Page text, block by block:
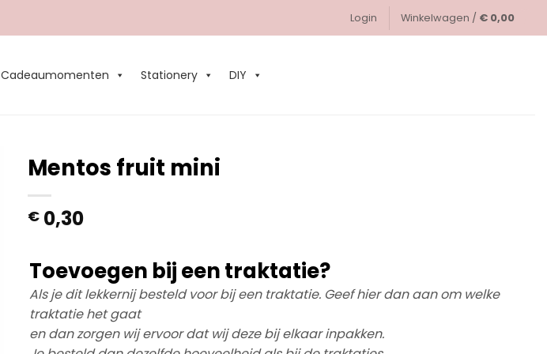
Login Winkelwagen / € 0,00
Cadeaumomenten Stationery DIY
Mentos fruit mini
€ 0,30
Toevoegen bij een traktatie?
Als je dit lekkernij besteld voor bij een traktatie. Geef hier dan aan om welke
traktatie het gaat
en dan zorgen wij ervoor dat wij deze bij elkaar inpakken.